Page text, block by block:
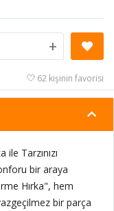
+
62 kişinin favorisi
Tarzınızı
bir araya
Hırka", hem
bir parça